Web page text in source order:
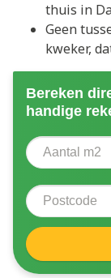
thuis in
Geen
kweker,
Bereken
handige
Aantal
Postcode